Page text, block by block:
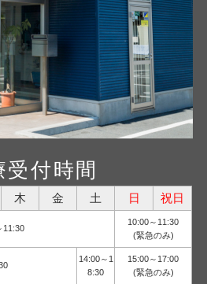
受付時間
木 金 土 日
祝日
11:30
10:00～11:30
(緊急のみ)
14:00～1
8:30
15:00～17:00
(緊急のみ)